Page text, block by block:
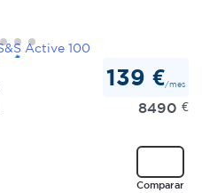
139 €/mes
8490 €
Comparar